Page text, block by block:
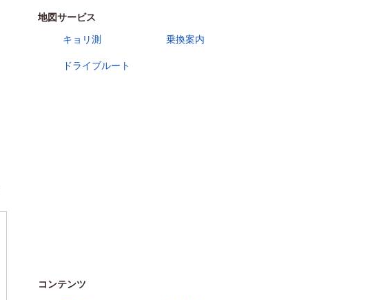
地図サービス
キョリ測
乗換案内
ドライブルート
コンテンツ